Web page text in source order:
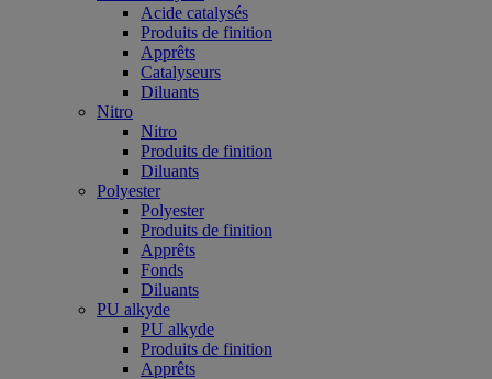
Acide catalysés
Produits de finition
Apprêts
Catalyseurs
Diluants
Nitro
Nitro
Produits de finition
Diluants
Polyester
Polyester
Produits de finition
Apprêts
Fonds
Diluants
PU alkyde
PU alkyde
Produits de finition
Apprêts